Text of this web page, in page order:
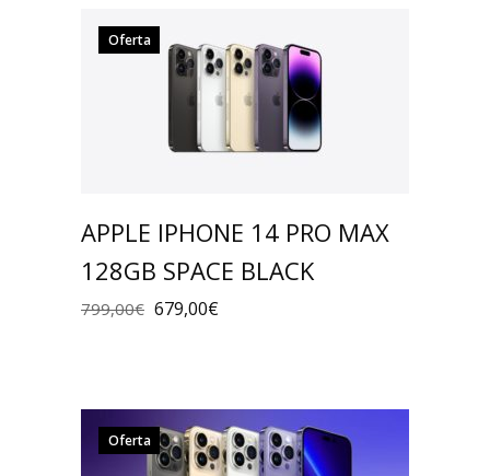
Oferta
APPLE IPHONE 14 PRO MAX
128GB SPACE BLACK
799,00€ 679,00€
Oferta